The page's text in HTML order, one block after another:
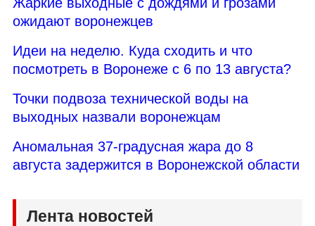
ожидают воронежцев
Идеи на неделю. Куда сходить и что
посмотреть в Воронеже с 6 по 13 августа?
Точки подвоза технической воды на
выходных назвали воронежцам
Аномальная 37-градусная жара до 8
августа задержится в Воронежской области
Лента новостей